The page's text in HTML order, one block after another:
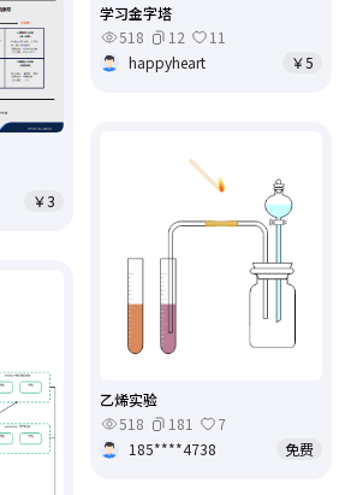
学习金字塔
518
12
11
happyheart
￥5
￥3
乙烯实验
518
181
7
185****4738
免费